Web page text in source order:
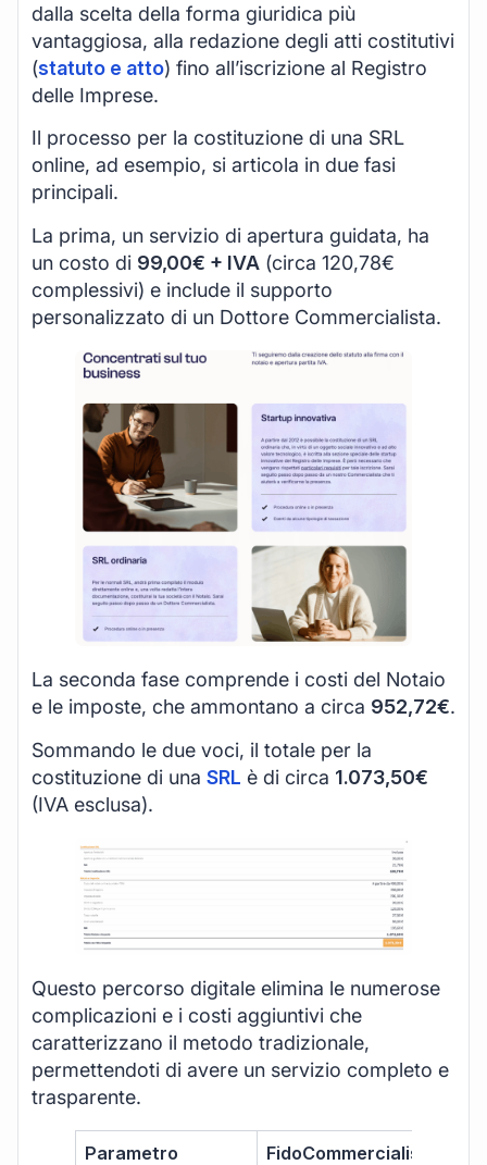
dalla scelta della forma giuridica più
vantaggiosa, alla redazione degli atti costitutivi
(statuto e atto) fino all’iscrizione al Registro
delle Imprese.
Il processo per la costituzione di una SRL
online, ad esempio, si articola in due fasi
principali.
La prima, un servizio di apertura guidata, ha
un costo di 99,00€ + IVA (circa 120,78€
complessivi) e include il supporto
personalizzato di un Dottore Commercialista.
La seconda fase comprende i costi del Notaio
e le imposte, che ammontano a circa 952,72€.
Sommando le due voci, il totale per la
costituzione di una SRL è di circa 1.073,50€
(IVA esclusa).
Questo percorso digitale elimina le numerose
complicazioni e i costi aggiuntivi che
caratterizzano il metodo tradizionale,
permettendoti di avere un servizio completo e
trasparente.
Parametro
FidoCommercialista